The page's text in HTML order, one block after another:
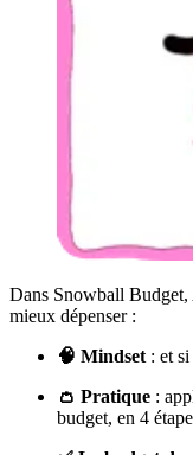
Dans Snowball
mieux dépenser :
🧠 Mindset : et
👛 Pratique :
budget, en 4